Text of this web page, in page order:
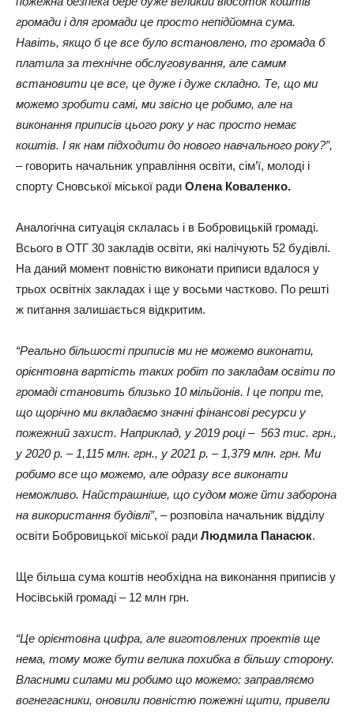
громади і для громади це просто непідйомна сума.
Навіть, якщо б це все було встановлено, то громада б
платила за технічне обслуговування, але самим
встановити це все, це дуже і дуже складно. Те, що ми
можемо зробити самі, ми звісно це робимо, але на
виконання приписів цього року у нас просто немає
коштів. І як нам підходити до нового навчального року?”,
– говорить начальник управління освіти, сім’ї, молоді і
спорту Сновської міської ради Олена Коваленко.
Аналогічна ситуація склалась і в Бобровицькій громаді.
Всього в ОТГ 30 закладів освіти, які налічують 52 будівлі.
На даний момент повністю виконати приписи вдалося у
трьох освітніх закладах і ще у восьми частково. По решті
ж питання залишається відкритим.
“Реально більшості приписів ми не можемо виконати,
орієнтовна вартість таких робіт по закладам освіти по
громаді становить близько 10 мільйонів. І це попри те,
що щорічно ми вкладаємо значні фінансові ресурси у
пожежний захист. Наприклад, у 2019 році – 563 тис. грн.,
у 2020 р. – 1,115 млн. грн., у 2021 р. – 1,379 млн. грн. Ми
робимо все що можемо, але одразу все виконати
неможливо. Найстрашніше, що судом може йти заборона
на використання будівлі”, – розповіла начальник відділу
освіти Бобровицької міської ради Людмила Панасюк.
Ще більша сума коштів необхідна на виконання приписів у
Носівській громаді – 12 млн грн.
“Це орієнтовна цифра, але виготовлених проектів ще
нема, тому може бути велика похибка в більшу сторону.
Власними силами ми робимо що можемо: заправляємо
вогнегасники, оновили повністю пожежні щити, привели